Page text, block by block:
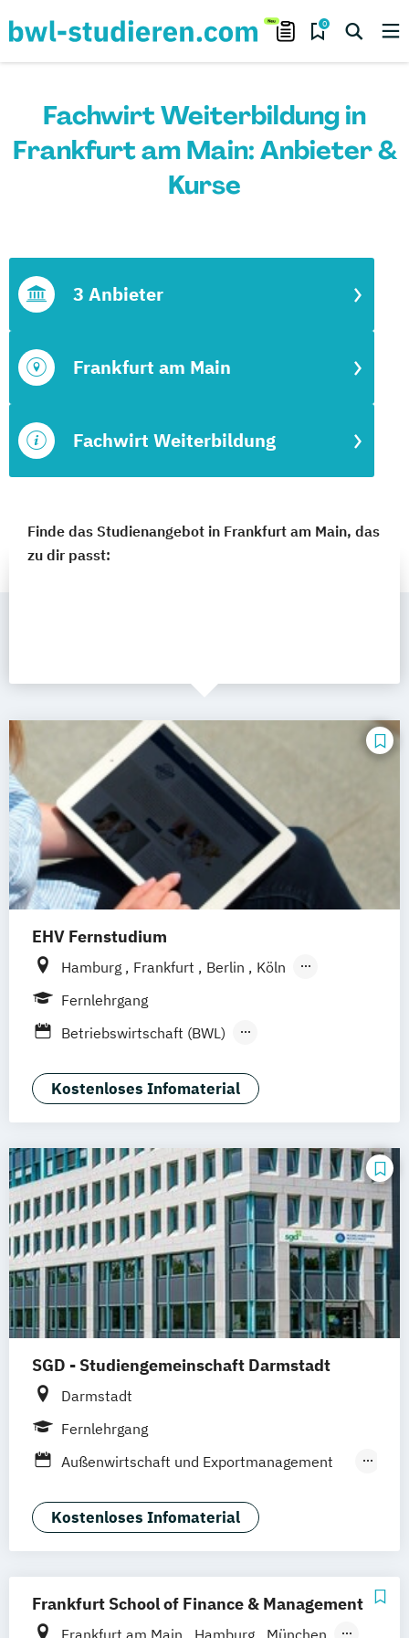
0
Fachwirt Weiterbildung in
Frankfurt am Main: Anbieter &
Kurse
Fachwirt Weiterbildung
Frankfurt am Main
3 Anbieter
Finde das Studienangebot in Frankfurt am Main, das
zu dir passt:
EHV Fernstudium
Hamburg Frankfurt Berlin
Köln
München
Fernlehrgang
Betriebswirtschaft (BWL)
Geprüfte/r Wirtschaftsfachwirt/in (IHK)
Kostenloses Infomaterial
SGD - Studiengemeinschaft Darmstadt
Darmstadt
Fernlehrgang
Außenwirtschaft und Exportmanagement
Berater im Direktvertrieb
Betriebliche/r Datenschutzbeauftragte/r
(SGD)
Kostenloses Infomaterial
Frankfurt School of Finance & Management
Frankfurt am Main Hamburg
München